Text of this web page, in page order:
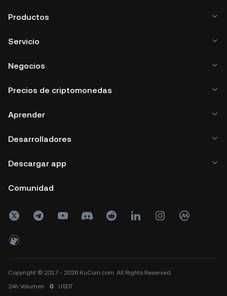
Productos
Servicio
Negocios
Precios de criptomonedas
Aprender
Desarrolladores
Descargar app
Comunidad
Copyright © 2017 - 2026 KuCoin.com. All Rights Reserved.
24h Volumen 0 USDT